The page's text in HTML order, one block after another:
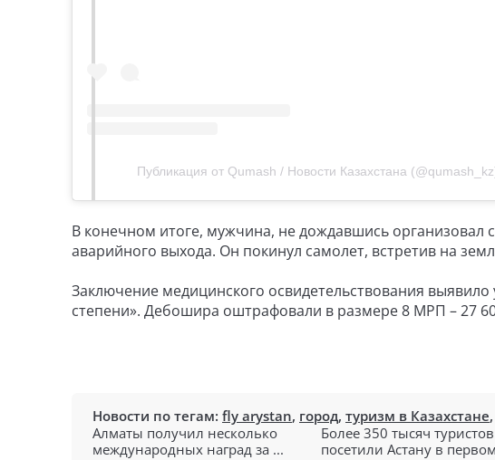
Публикация от Qumash / Новости Казахстана
В конечном итоге, мужчина, не дождавшись организовал
аварийного выхода. Он покинул самолет, встретив на
Заключение медицинского освидетельствования
степени». Дебошира оштрафовали в размере 8 МРП – 27
Новости по тегам: fly arystan, город, туризм в Казахстане,
Алматы получил несколько
международных наград за ...
Более 350 тысяч туристов
посетили Астану в